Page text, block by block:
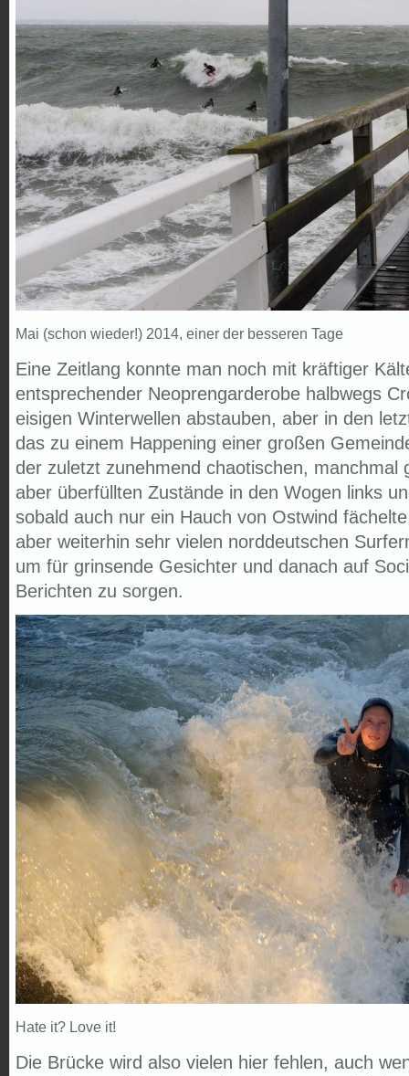
Mai (schon wieder!) 2014, einer der besseren Tage
Eine Zeitlang konnte man noch mit kräftiger
entsprechender Neoprengarderobe halbwegs
eisigen Winterwellen abstauben, aber in den
das zu einem Happening einer großen
der zuletzt zunehmend chaotischen, manchmal
aber überfüllten Zustände in den Wogen links
sobald auch nur ein Hauch von Ostwind
aber weiterhin sehr vielen norddeutschen
um für grinsende Gesichter und danach auf
Berichten zu sorgen.
Hate it? Love it!
Die Brücke wird also vielen hier fehlen, auch